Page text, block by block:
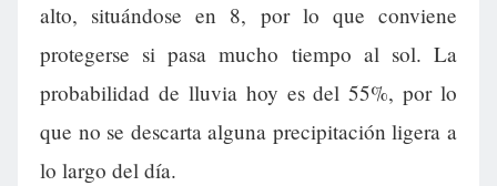
alto, situándose en 8, por lo que conviene
protegerse si pasa mucho tiempo al sol. La
probabilidad de lluvia hoy es del 55%, por lo
que no se descarta alguna precipitación ligera a
lo largo del día.